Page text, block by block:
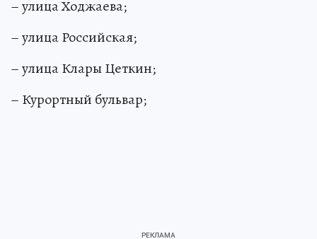
– улица Ходжаева;
– улица Российская;
– улица Клары Цеткин;
– Курортный бульвар;